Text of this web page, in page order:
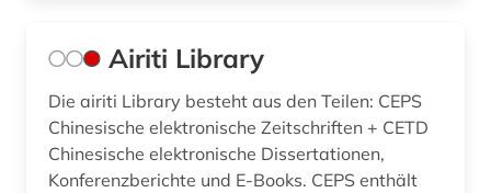
elfriede (1)
eliot (1)
england (8)
Airiti Library
Die airiti Library besteht aus den Teilen: CEPS
Chinesische elektronische Zeitschriften + CETD
Chinesische elektronische Dissertationen,
Konferenzberichte und E-Books. CEPS enthält